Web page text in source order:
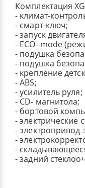
Комплектация
- климат-
- смарт-ключ;
- запуск
- ECO- mode
- подушка
- подушка
- крепление
- ABS;
- усилитель руля;
- CD- магнитола;
- бортовой
- электрические
- электропривод
-
-
- задний